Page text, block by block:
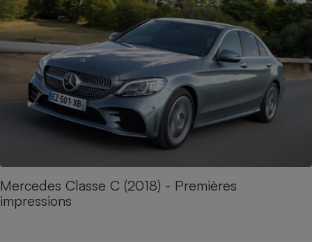
Mercedes Classe C (2018) - Premières
impressions